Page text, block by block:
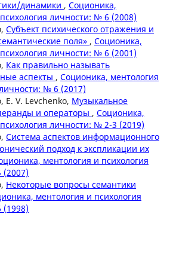
динамики , Соционика,
личности: № 6 (2008)
Субъект психического отражения и
поля» , Соционика,
личности: № 6 (2001)
Как правильно называть
аспекты , Соционика, ментология
№ 6 (2017)
V. Levchenko, Музыкальное
и операторы , Соционика,
личности: № 2-3 (2019)
Система аспектов информационного
подход к экспликации их
ментология и психология
Некоторые вопросы семантики
ментология и психология